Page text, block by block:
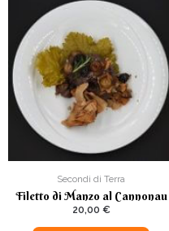
Secondi di Terra
Filetto di Manzo al Cannonau
20,00 €